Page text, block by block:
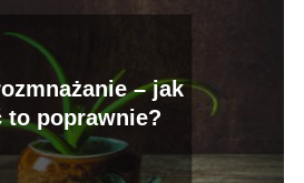
– jak
to poprawnie?